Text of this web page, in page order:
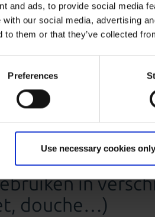
and ads, to provide social media
our social media, advertising
to them or that they’ve collected
Preferences
Use necessary cookies only
deze video te
te
in
douche…)